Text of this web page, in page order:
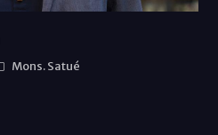
Mons. Satué